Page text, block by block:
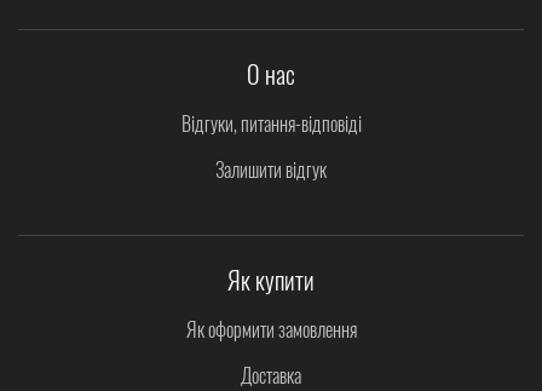
О нас
Відгуки, питання-відповіді
Залишити відгук
Як купити
Як оформити замовлення
Доставка